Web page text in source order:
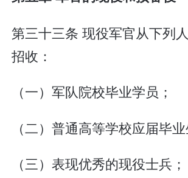
第三十三条 现役军官从下列人
招收：
（一）军队院校毕业学员；
（二）普通高等学校应届毕业
（三）表现优秀的现役士兵；